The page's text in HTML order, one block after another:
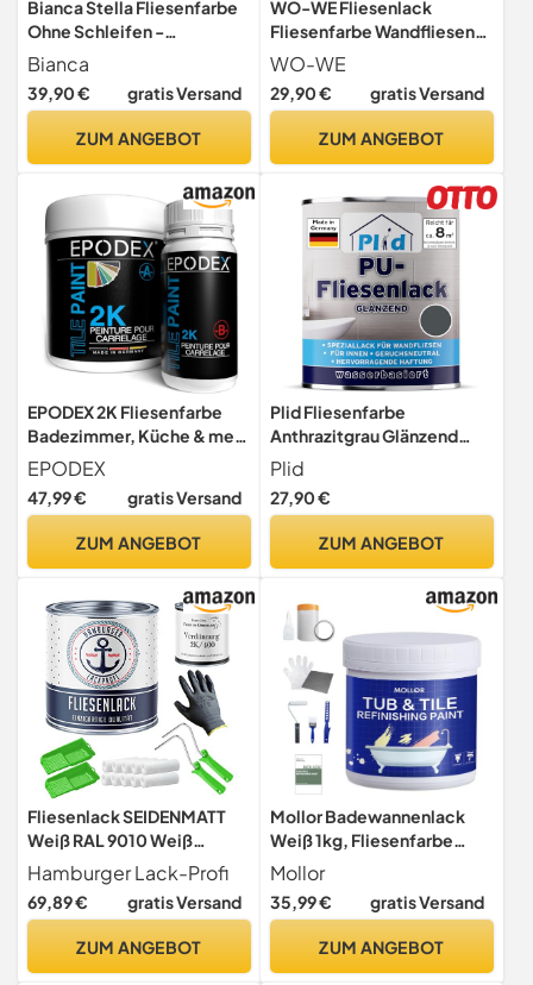
Bianca Stella Fliesenfarbe
Ohne Schleifen -
Wasserbasierter
Parfümierter Fliesenlack für
Badezimmer, Küche,
- Schwarz, Glänzend,
1000ml
Bianca
39,90 € gratis Versand
ZUM ANGEBOT
WO-WE Fliesenlack
Fliesenfarbe Wandfliesen
W713 Rein Weiss ähnl. RAL
9010 2.5L
WO-WE
29,90 € gratis Versand
ZUM ANGEBOT
EPODEX 2K Fliesenfarbe
Badezimmer, Küche & mehr
- Polarweiss
EPODEX
47,99 € gratis Versand
ZUM ANGEBOT
Plid Fliesenfarbe
Anthrazitgrau Glänzend
0,75 l – Fliesenlack Bad &
Küche
Plid
27,90 €
ZUM ANGEBOT
Fliesenlack SEIDENMATT
Weiß RAL 9010 Weiß
Fliesenfarbe für
Bodenfliesen &
Wandfliesen mit Lackier-
// Hamburger Lack-Profi (1
Hamburger Lack-Profi
69,89 € gratis Versand
ZUM ANGEBOT
Mollor Badewannenlack
Weiß 1kg, Fliesenfarbe
Badezimmer Fliesenlack,
Hochdeckende,
wasserbeständige
Badewannen Reparaturset
Mollor
35,99 € gratis Versand
ZUM ANGEBOT